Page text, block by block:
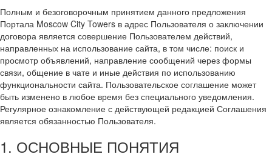
Полным и безоговорочным принятием данного предложения
Портала Moscow City Towers в адрес Пользователя о заключении
договора является совершение Пользователем действий,
направленных на использование сайта, в том числе: поиск и
просмотр объявлений, направление сообщений через формы
связи, общение в чате и иные действия по использованию
функциональности сайта. Пользовательское соглашение может
быть изменено в любое время без специального уведомления.
Регулярное ознакомление с действующей редакцией Соглашения
является обязанностью Пользователя.
1. ОСНОВНЫЕ ПОНЯТИЯ